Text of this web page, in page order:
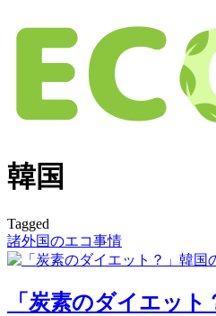
韓国
Tagged
諸外国のエコ事情
「炭素のダイエッ